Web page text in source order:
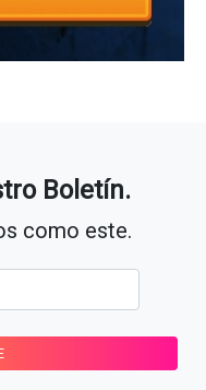
Boletín.
como este.